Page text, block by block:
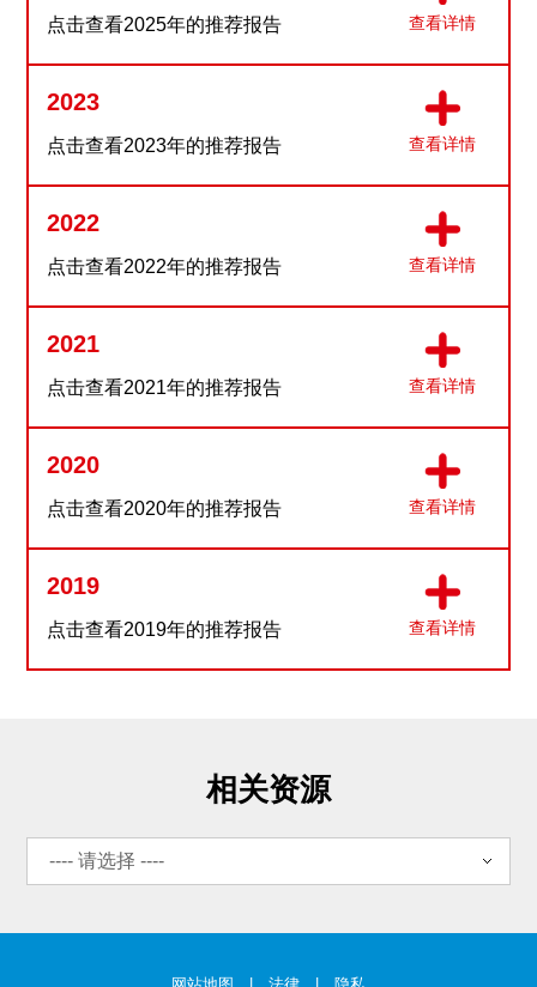
点击查看2025年的推荐报告 查看详情
2023
点击查看2023年的推荐报告 查看详情
2022
点击查看2022年的推荐报告 查看详情
2021
点击查看2021年的推荐报告 查看详情
2020
点击查看2020年的推荐报告 查看详情
2019
点击查看2019年的推荐报告 查看详情
相关资源